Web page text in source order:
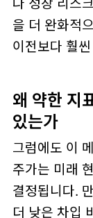
나 성장 리스
을 더 완화적
이전보다 훨
왜 약한 지
있는가
그럼에도 이
주가는 미래
결정됩니다.
더 낮은 차입